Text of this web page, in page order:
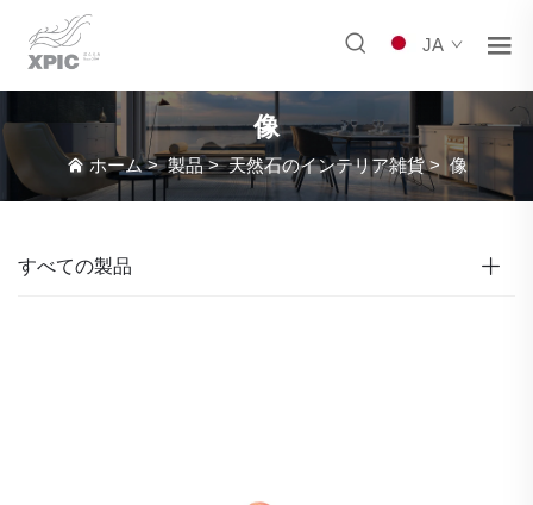
JA
像
ホーム>製品>天然石のインテリア雑貨>像
すべての製品